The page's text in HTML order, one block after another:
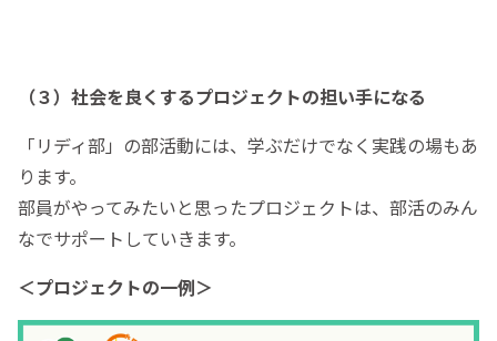
（３）社会を良くするプロジェクトの担い手になる
「リディ部」の部活動には、学ぶだけでなく実践の場もあ
ります。
部員がやってみたいと思ったプロジェクトは、部活のみん
なでサポートしていきます。
＜プロジェクトの一例＞